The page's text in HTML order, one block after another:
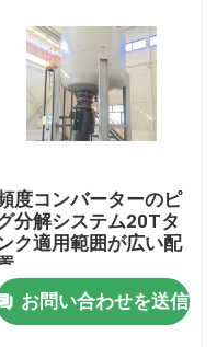
度コンバーターのピ
分解システム20Tタ
ク適用範囲が広い配
お問い合わせを送信